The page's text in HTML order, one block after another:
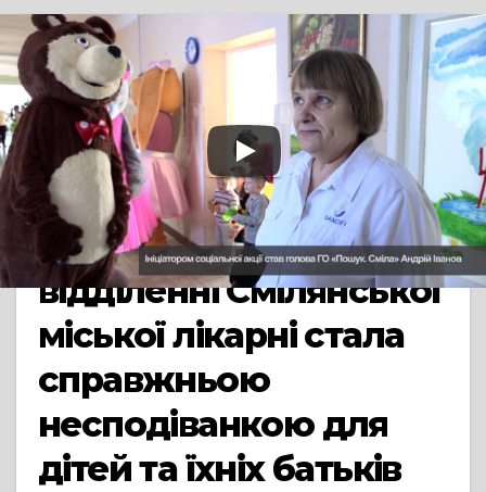
TV СЮЖЕТ СМІЛА
Арт-терапія для
маленьких пацієнтів:
поява ростових
ляльок у дитячому
відділенні Смілянської
міської лікарні стала
справжньою
несподіванкою для
дітей та їхніх батьків